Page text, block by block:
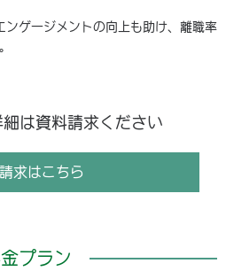
ゲージメントの向上も助け、離職率
は資料請求ください
求はこちら
プラン